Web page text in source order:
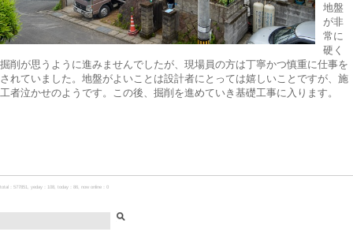
地盤
が非
常に
硬く
掘削が思うように進みませんでしたが、現場員の方は丁寧かつ慎重に仕事を
されていました。地盤がよいことは設計者にとっては嬉しいことですが、施
工者泣かせのようです。この後、掘削を進めていき基礎工事に入ります。
total：577851, yeday：108, today：86, now online：0